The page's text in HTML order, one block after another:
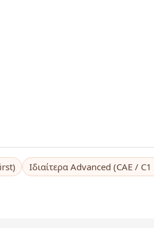
Ιδιαίτερα Advanced (CAE /